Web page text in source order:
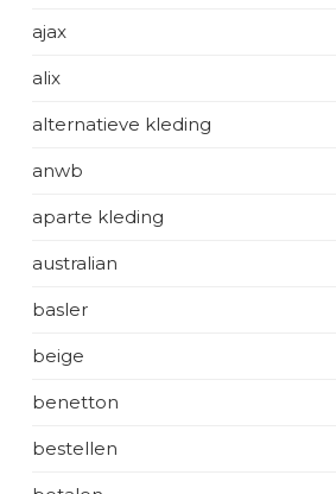
ajax
alix
alternatieve kleding
anwb
aparte kleding
australian
basler
beige
benetton
bestellen